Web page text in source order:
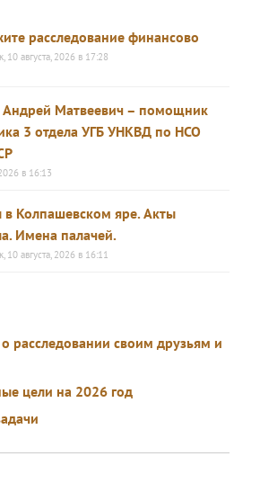
расследование финансово
10 августа, 2026 в 17:28
Матвеевич – помощник
3 отдела УГБ УНКВД по НСО
в 16:13
в Колпашевском яре. Акты
Имена палачей.
10 августа, 2026 в 16:11
расследовании своим друзьям и
цели на 2026 год